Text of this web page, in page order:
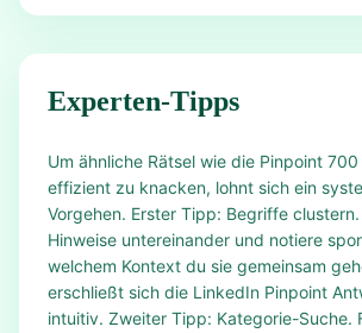
Experten-Tipps
Um ähnliche Rätsel wie die Pinpoint
effizient zu knacken, lohnt sich ein
Vorgehen. Erster Tipp: Begriffe
Hinweise untereinander und notiere
welchem Kontext du sie gemeinsam
erschließt sich die LinkedIn Pinpoint
intuitiv. Zweiter Tipp: Kategorie-Suche.